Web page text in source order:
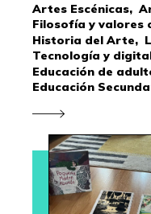
Artes Escénicas,
Filosofía y valores
Historia del Arte,
Tecnología y
Educación de
Educación